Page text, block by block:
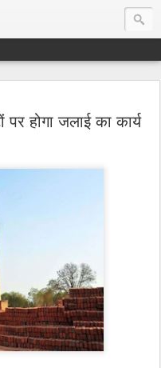
होगा जलाई का कार्य